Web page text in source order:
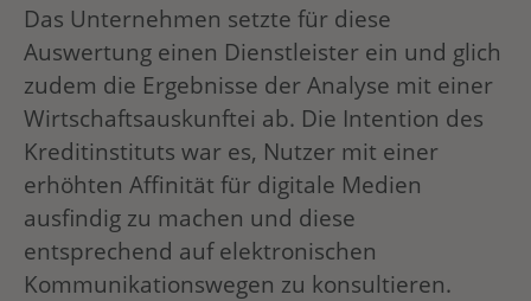
Das Unternehmen setzte für diese
Auswertung einen Dienstleister ein und glich
zudem die Ergebnisse der Analyse mit einer
Wirtschaftsauskunftei ab. Die Intention des
Kreditinstituts war es, Nutzer mit einer
erhöhten Affinität für digitale Medien
ausfindig zu machen und diese
entsprechend auf elektronischen
Kommunikationswegen zu konsultieren.